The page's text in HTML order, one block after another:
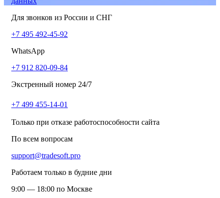
Для звонков из России и СНГ
+7 495 492-45-92
WhatsApp
+7 912 820-09-84
Экстренный номер 24/7
+7 499 455-14-01
Только при отказе работоспособности сайта
По всем вопросам
support@tradesoft.pro
Работаем только в будние дни
9:00 — 18:00 по Москве